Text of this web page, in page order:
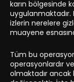
karın bölgesinde
uygulanmaktadır.
izlerin nerelere
muayene
Tüm bu
operasyonlardır
olmaktadır